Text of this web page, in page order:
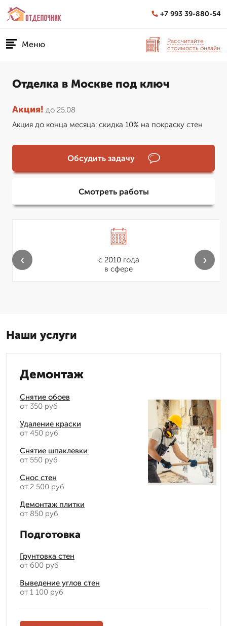
+7 993 39-880-54
Меню
Рассчитайте
стоимость онлайн
Отделка в Москве под ключ
Акция! до 25.08
Акция до конца месяца: скидка 10% на покраску стен
Обсудить задачу
Смотреть работы
с 2010 года
в сфере
‹ ›
Наши услуги
Демонтаж
Снятие обоев
от 350 руб
Удаление краски
от 450 руб
Снятие шпаклевки
от 550 руб
Снос стен
от 2 500 руб
Демонтаж плитки
от 850 руб
Подготовка
Грунтовка стен
от 600 руб
Выведение углов стен
от 1 100 руб